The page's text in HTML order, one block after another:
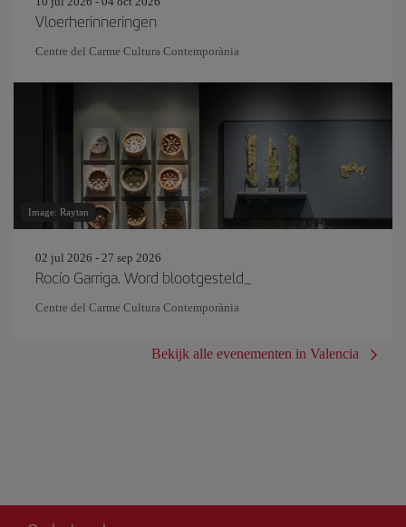
Vloerherinneringen
Centre del Carme Cultura Contemporània
Image: Raytan
02 jul 2026 - 27 sep 2026
Rocío Garriga. Word blootgesteld_
Centre del Carme Cultura Contemporània
Bekijk alle evenementen in Valencia